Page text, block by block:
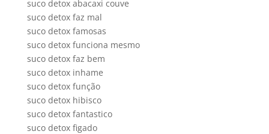
suco detox abacaxi couve
suco detox faz mal
suco detox famosas
suco detox funciona mesmo
suco detox faz bem
suco detox inhame
suco detox função
suco detox hibisco
suco detox fantastico
suco detox figado